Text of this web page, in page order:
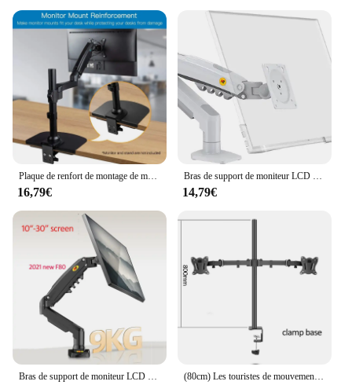
Plaque de renfort de montage de moniteur extra large, support d'invite de montage de table, installation de pince en C, support de bureau
16,79€
Bras de support de moniteur LCD LED, ressort à gaz à mouvement complet, entretoise à gaz d'avant i TV, charge 2-9kg, nouveau NB F80 Desktop17-27 pouces
14,79€
Bras de support de moniteur LCD LED, ressort à gaz à mouvement complet, entretoise à gaz d'avant i TV, charge 2-9kg, nouveau NB F80 Desktop17-27 pouces (80cm) Les touristes de mouvement complet DL-T902-280II montent le support de support d'agne 10 "-27" base de trou d'œillet de bride PC montent le bras 12kg de rpm